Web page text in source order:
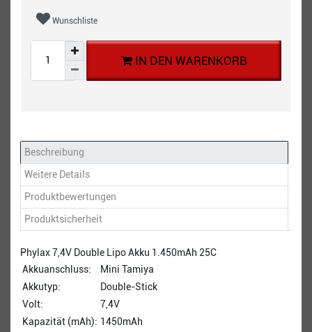
Wunschliste
IN DEN WARENKORB
Beschreibung
Weitere Details
Produktbewertungen
Produktsicherheit
Phylax 7,4V Double Lipo Akku 1.450mAh 25C
Akkuanschluss:
Mini Tamiya
Akkutyp:
Double-Stick
Volt:
7,4V
Kapazität (mAh): 1450mAh